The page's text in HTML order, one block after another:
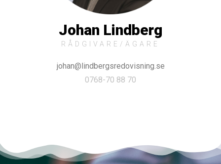
Johan Lindberg
RÅDGIVARE/ÄGARE
johan@lindbergsredovisning.se
0768-70 88 70